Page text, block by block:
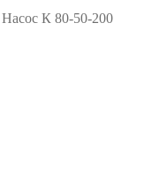
Насос К 80-50-200